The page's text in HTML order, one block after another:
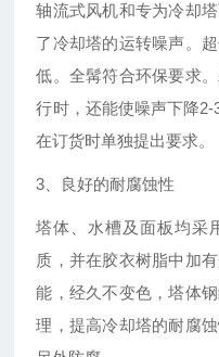
轴流式风机和专为冷却
了冷却塔的运转噪声。
低。全髯符合环保要求
行时，还能使噪声下降
在订货时单独提出要求。
3、良好的耐腐蚀性
塔体、水槽及面板均采
质，并在胶衣树脂中加
能，经久不变色，塔体
理，提高冷却塔的耐腐